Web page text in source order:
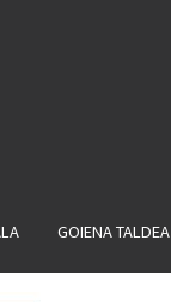
GOIENA TALDEA